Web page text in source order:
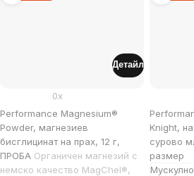
Performance Magnesium®
Powder, магнезиев
бисглицинат на прах, 12 г,
ПРОБА Органичен магнезий с
немско качество MagChel®,
0x
Детайл
Knight,
сурово
размер